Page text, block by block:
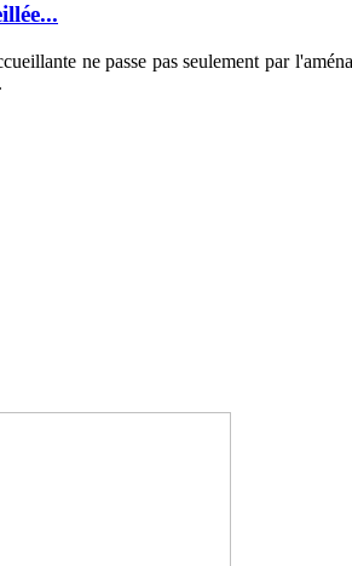
ne passe pas seulement par